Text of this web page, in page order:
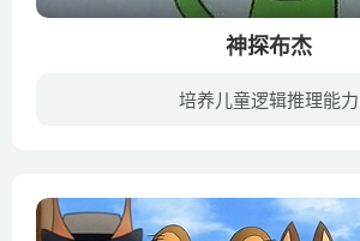
神探布杰
培养儿童逻辑推理能力